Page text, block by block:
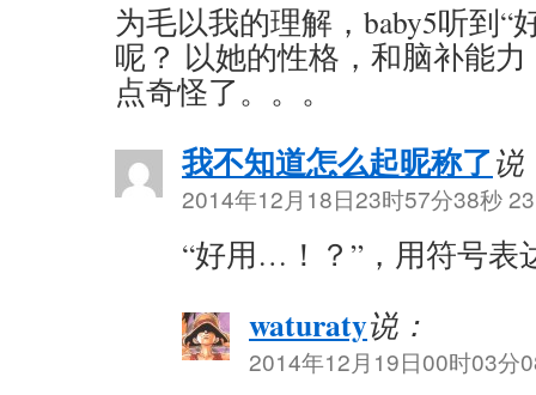
为毛以我的理解，baby5听到“
呢？ 以她的性格，和脑补能
点奇怪了。。。
我不知道怎么起昵称了说
2014年12月18日23时57分38秒
“好用…！？”，用符号表
waturaty说：
2014年12月19日00时03分